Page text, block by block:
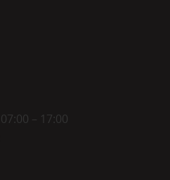
07:00 – 17:00